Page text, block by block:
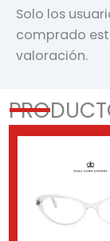
Solo los
comprado
valoración.